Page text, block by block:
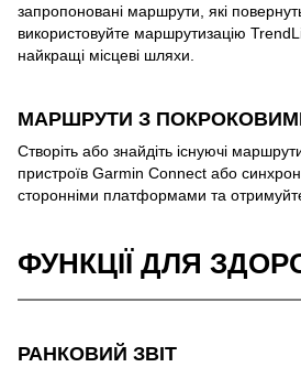
запропоновані маршрути, які
використовуйте маршрутизацію
найкращі місцеві шляхи.
МАРШРУТИ З
Створіть або знайдіть існуючі
пристроїв Garmin Connect або
сторонніми платформами та отримуйте
ФУНКЦІЇ ДЛЯ
РАНКОВИЙ ЗВІТ